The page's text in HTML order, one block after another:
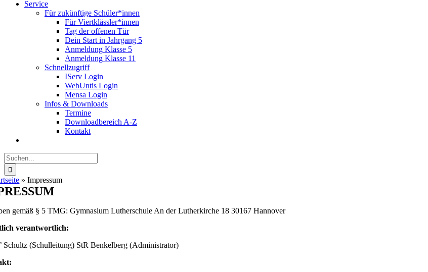
Service
Für zukünftige Schüler*innen
Für Viertklässler*innen
Tag der offenen Tür
Dein Start in Jahrgang 5
Anmeldung Klasse 5
Anmeldung Klasse 11
Schnellzugriff
IServ Login
WebUntis Login
Mensa Login
Infos & Downloads
Termine
Downloadbereich A-Z
Kontakt
Suche
nach:
»Impressum
gemäß § 5 TMG: Gymnasium Lutherschule An der Lutherkirche 18 30167 Hannover
verantwortlich:
Schultz (Schulleitung) StR Benkelberg (Administrator)